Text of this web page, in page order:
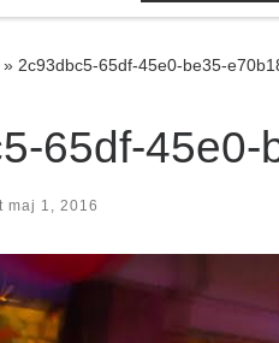
» 2c93dbc5-65df-45e0-be35-
65df-
maj 1, 2016